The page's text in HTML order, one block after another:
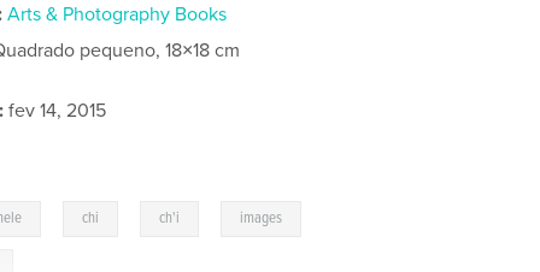
Arts & Photography Books
pequeno, 18×18 cm
fev 14, 2015
chi ch'i images